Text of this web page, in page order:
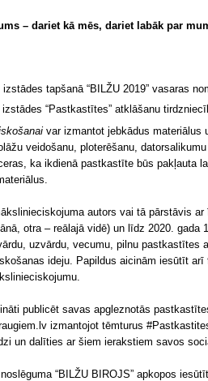
– dariet kā mēs, dariet labāk par
tapšanā “BILŽU 2019” vasaras
“Pastkastītes” atklāšanu
var izmantot jebkādus materiālus
veidošanu, ploterēšanu,
ka ikdienā pastkastīte būs pakļauta
autors vai tā pārstāvis
otra – reālajā vidē) un līdz 2020. gada
uzvārdu, vecumu, pilnu
ideju. Papildus aicinām iesūtīt
publicēt savas apgleznotās
izmantojot tēmturus
un dalīties ar šiem ierakstiem savos
“BILŽU BIROJS” apkopos